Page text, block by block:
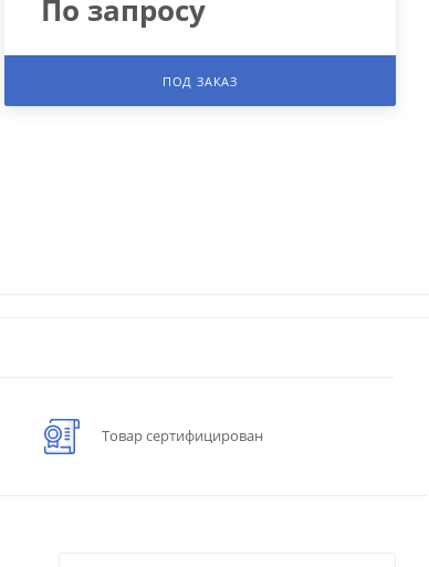
По запросу
ПОД ЗАКАЗ
Товар сертифицирован